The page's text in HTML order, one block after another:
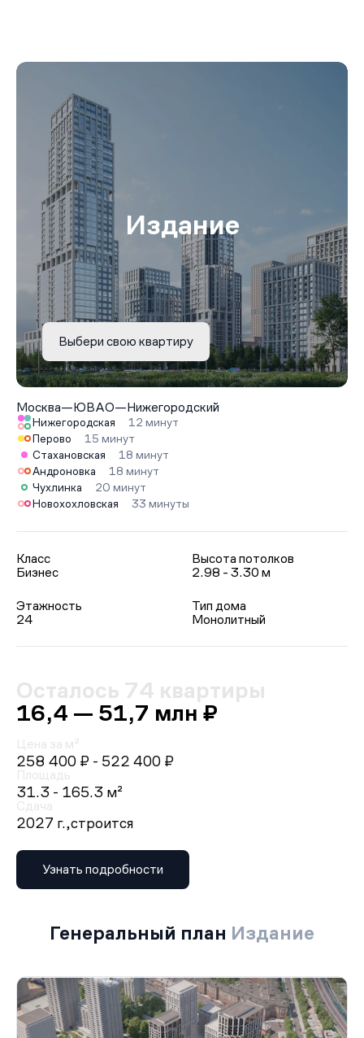
Издание
Выбери свою квартиру
Москва—ЮВАО—Нижегородский
Нижегородская
12 минут
Перово
15 минут
Стахановская
18 минут
Андроновка
18 минут
Чухлинка
20 минут
Новохохловская
33 минуты
Класс
Бизнес
Высота потолков
2.98 - 3.30 м
Этажность
24
Тип дома
Монолитный
Осталось 74 квартиры
16,4 — 51,7 млн ₽
Цена за м²
258 400 ₽ - 522 400 ₽
Площадь
31.3 - 165.3 м²
Сдача
2027 г.,строится
Узнать подробности
Генеральный план Издание